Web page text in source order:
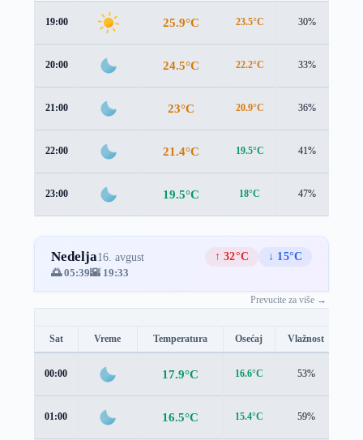
19:00 25.9°C 23.5°C 30%
20:00 24.5°C 22.2°C 33%
21:00 23°C 20.9°C 36%
22:00 21.4°C 19.5°C 41%
23:00 19.5°C 18°C 47%
Nedelja16. avgust ↑ 32°C
↓ 15°C
🌅 05:39🌇 19:33
Prevucite za više →
Sat Vreme Temperatura Osećaj Vlažnost
00:00 17.9°C 16.6°C 53%
01:00 16.5°C 15.4°C 59%